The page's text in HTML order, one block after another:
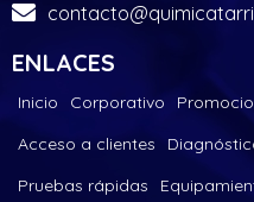
ENLACES
Inicio Corporativo
Acceso a clientes
Pruebas rápidas